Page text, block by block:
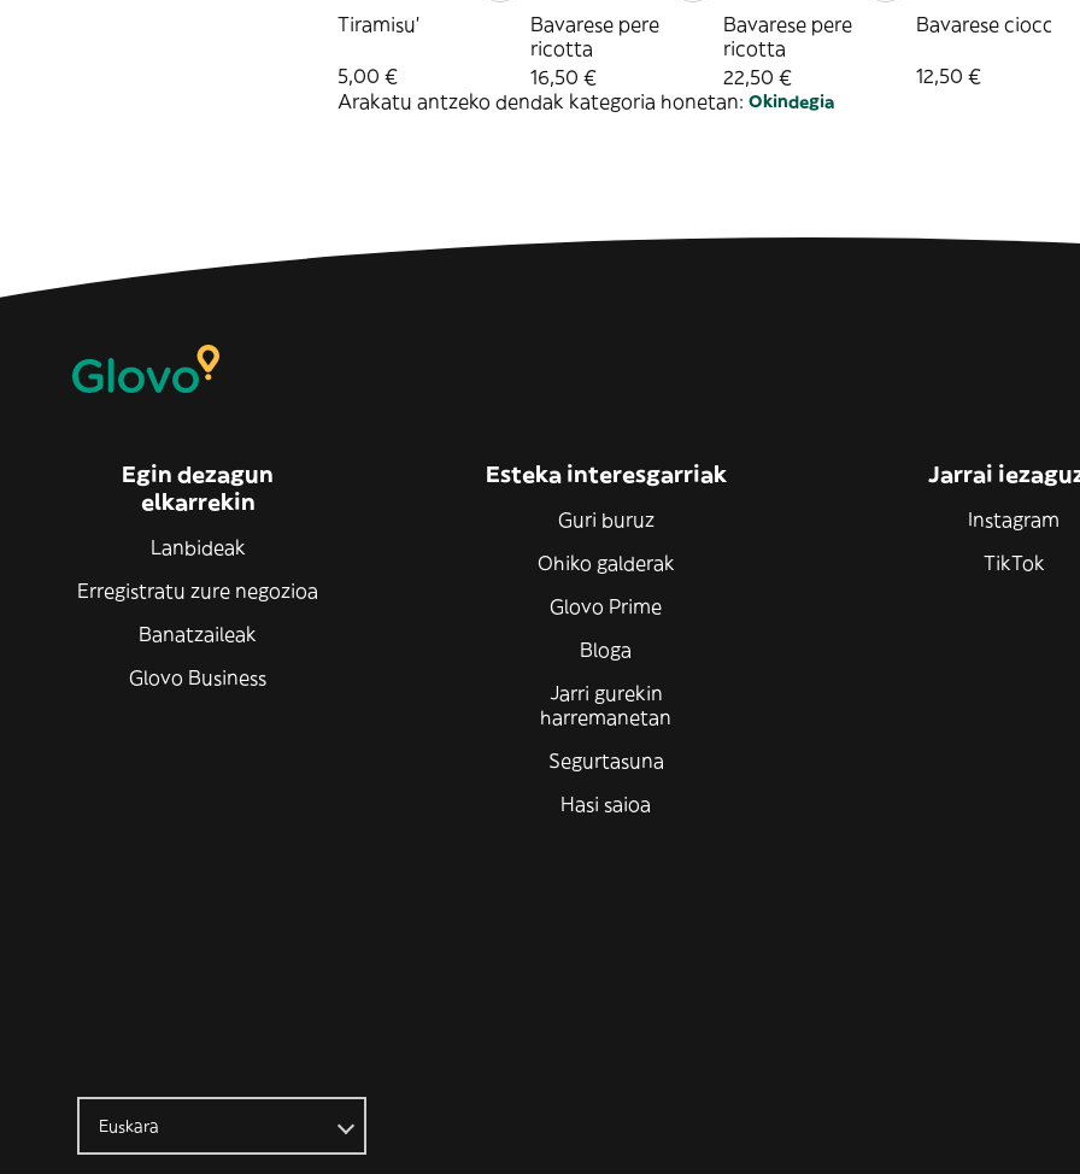
Tiramisu'
5,00 €
Bavarese pere
ricotta
16,50 €
Bavarese pere
ricotta
22,50 €
Bavarese
12,50 €
Arakatu antzeko dendak kategoria honetan: Okindegia
Egin dezagun
elkarrekin
Lanbideak
Erregistratu zure negozioa
Banatzaileak
Glovo Business
Esteka interesgarriak
Guri buruz
Ohiko galderak
Glovo Prime
Bloga
Jarri gurekin
harremanetan
Segurtasuna
Hasi saioa
Jarrai
Instagram
TikTok